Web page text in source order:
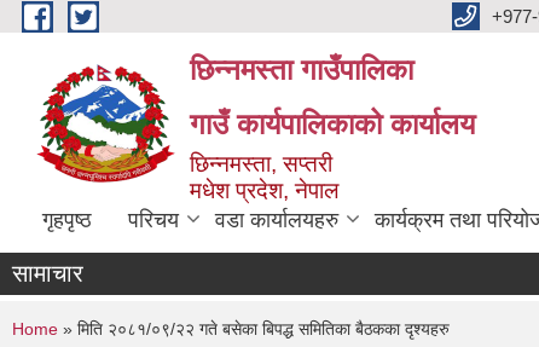
Skip to main content
छिन्नमस्ता गाउँपालिका
गाउँ कार्यपालिकाको कार्यालय
छिन्नमस्ता, सप्तरी
मधेश प्रदेश, नेपाल
गृहपृष्ठ परिचय वडा कार्यालयहरु कार्यक्रम तथा
सामाचार
You are here
Home » मिति २०८१/०९/२२ गते बसेका बिपद्ध समितिका बैठकका दृश्यहरु